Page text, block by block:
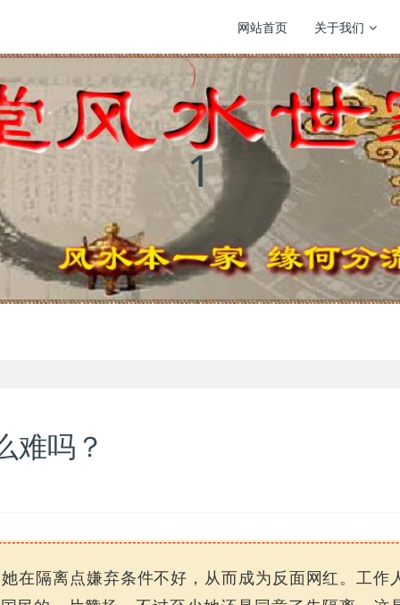
网站首页 关于我们
1
难吗？
在隔离点嫌弃条件不好，从而成为反面网红。工作